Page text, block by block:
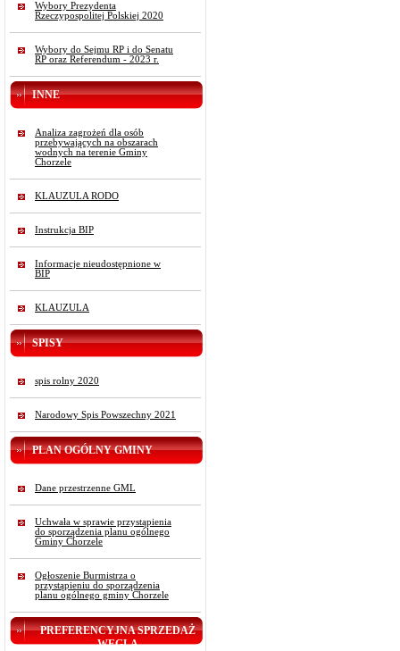
Wybory Prezydenta
Rzeczypospolitej Polskiej 2020
Wybory do Sejmu RP i do Senatu
RP oraz Referendum - 2023 r.
INNE
Analiza zagrożeń dla osób
przebywających na obszarach
wodnych na terenie Gminy
Chorzele
KLAUZULA RODO
Instrukcja BIP
Informacje nieudostępnione w
BIP
KLAUZULA
SPISY
spis rolny 2020
Narodowy Spis Powszechny 2021
PLAN OGÓLNY GMINY
Dane przestrzenne GML
Uchwała w sprawie przystąpienia
do sporządzenia planu ogólnego
Gminy Chorzele
Ogłoszenie Burmistrza o
przystąpieniu do sporządzenia
planu ogólnego gminy Chorzele
PREFERENCYJNA SPRZEDAŻ
WĘGLA